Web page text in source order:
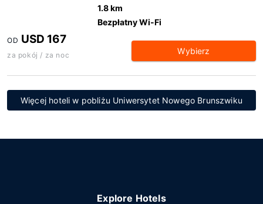
1.8 km
Bezpłatny Wi-Fi
OD USD 167
za pokój / za noc Wybierz
Więcej hoteli w pobliżu Uniwersytet Nowego Brunszwiku
Explore Hotels